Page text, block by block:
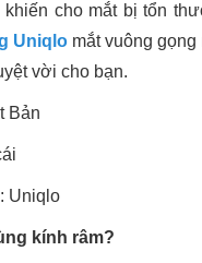
khiến cho mắt bị tổn
Uniqlo mắt vuông
vời cho bạn.
Bản
Uniqlo
kính râm?